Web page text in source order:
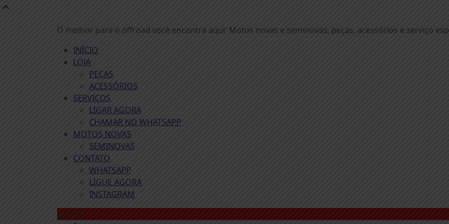
O melhor para o offroad você encontra aqui: Motos novas e seminovas, peças, acessórios e serviço
INÍCIO
LOJA
PEÇAS
ACESSÓRIOS
SERVIÇOS
LIGAR AGORA
CHAMAR NO WHATSAPP
MOTOS NOVAS
SEMINOVAS
CONTATO
WHATSAPP
LIGUE AGORA
INSTAGRAM
GOX